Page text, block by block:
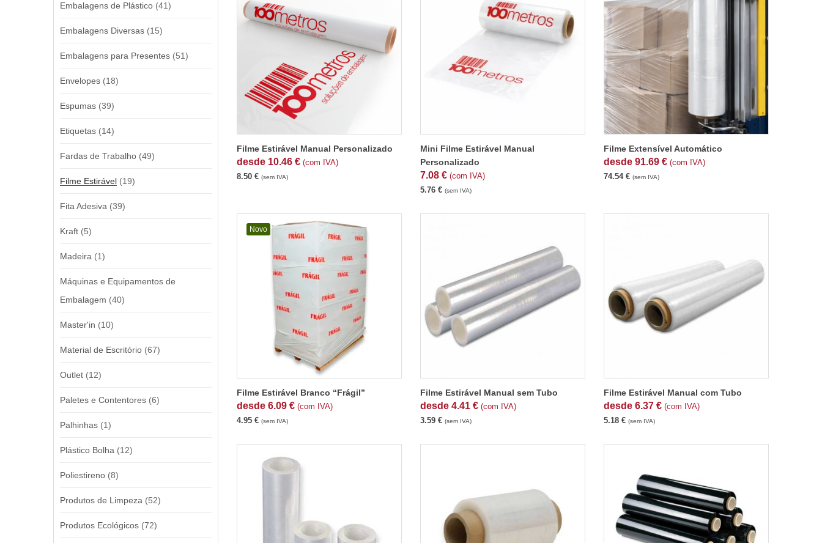
Embalagens de Plástico (41)
Embalagens Diversas (15)
Embalagens para Presentes (51)
Envelopes (18)
Espumas (39)
Etiquetas (14)
Fardas de Trabalho (49)
Filme Estirável (19)
Fita Adesiva (39)
Kraft (5)
Madeira (1)
Máquinas e Equipamentos de
Embalagem (40)
Master'in (10)
Material de Escritório (67)
Outlet (12)
Paletes e Contentores (6)
Palhinhas (1)
Plástico Bolha (12)
Poliestireno (8)
Produtos de Limpeza (52)
Produtos Ecológicos (72)
Filme Estirável Manual Personalizado
desde 10.46 € (com IVA)
8.50 € (sem IVA)
Mini Filme Estirável Manual
Personalizado
7.08 € (com IVA)
5.76 € (sem IVA)
Filme Extensível Automático
desde 91.69 € (com IVA)
74.54 € (sem IVA)
Novo
Filme Estirável Branco “Frágil”
desde 6.09 € (com IVA)
4.95 € (sem IVA)
Filme Estirável Manual sem Tubo
desde 4.41 € (com IVA)
3.59 € (sem IVA)
Filme Estirável Manual com Tubo
desde 6.37 € (com IVA)
5.18 € (sem IVA)